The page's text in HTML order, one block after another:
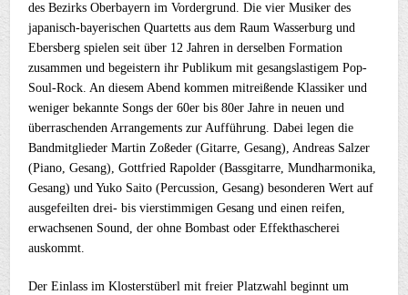
des Bezirks Oberbayern im Vordergrund. Die vier Musiker des
japanisch-bayerischen Quartetts aus dem Raum Wasserburg und
Ebersberg spielen seit über 12 Jahren in derselben Formation
zusammen und begeistern ihr Publikum mit gesangslastigem Pop-
Soul-Rock. An diesem Abend kommen mitreißende Klassiker und
weniger bekannte Songs der 60er bis 80er Jahre in neuen und
überraschenden Arrangements zur Aufführung. Dabei legen die
Bandmitglieder Martin Zoßeder (Gitarre, Gesang), Andreas Salzer
(Piano, Gesang), Gottfried Rapolder (Bassgitarre, Mundharmonika,
Gesang) und Yuko Saito (Percussion, Gesang) besonderen Wert auf
ausgefeilten drei- bis vierstimmigen Gesang und einen reifen,
erwachsenen Sound, der ohne Bombast oder Effekthascherei
auskommt.
Der Einlass im Klosterstüberl mit freier Platzwahl beginnt um